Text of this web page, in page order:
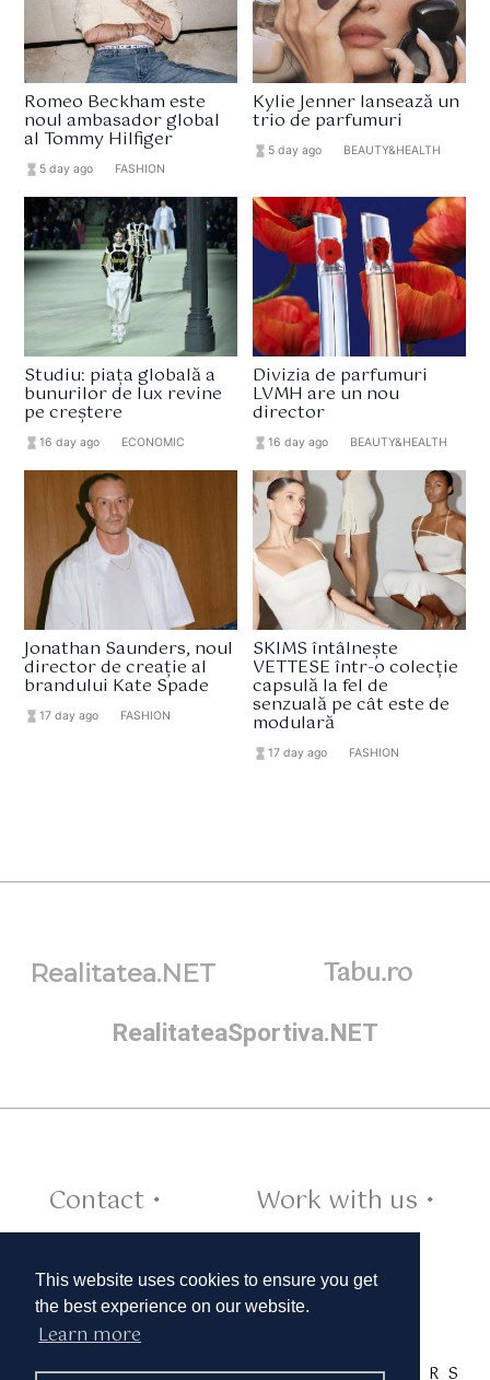
This website uses cookies to ensure you get
the best experience on our website.
Learn more
Romeo Beckham este
noul ambasador global
al Tommy Hilfiger
hourglass_full 5 day ago FASHION
Kylie Jenner lansează un
trio de parfumuri
hourglass_full 5 day ago BEAUTY&HEALTH
Studiu: piața globală a
bunurilor de lux revine
pe creștere
hourglass_full16 day ago ECONOMIC
Divizia de parfumuri
LVMH are un nou
director
hourglass_full 16 day ago BEAUTY&HEALTH
Jonathan Saunders, noul
director de creație al
brandului Kate Spade
hourglass_full17 day ago FASHION
SKIMS întâlnește
VETTESE într-o colecție
capsulă la fel de
senzuală pe cât este de
modulară
hourglass_full 17 day ago FASHION
Realitatea.NET Tabu.ro
RealitateaSportiva.NET
Contact •
Work with us •
Cookies •